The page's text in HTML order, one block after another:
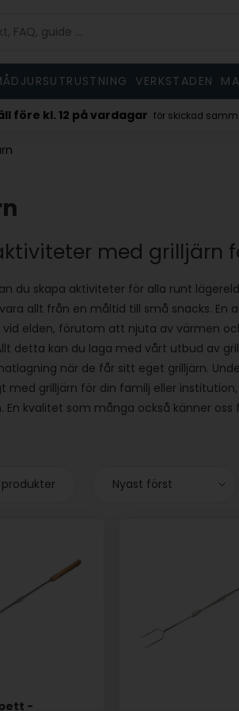
VERKSTADEN
kl. 12 på vardagar för skickad samma
med grilljärn
du skapa aktiviteter för alla runt
allt från en måltid till små snacks.
elden, förutom att njuta av värmen
detta kan du laga med vårt utbud av
när de får sitt eget grilljärn.
med grilljärn för din familj eller
En kvalitet som många också känner oss
-